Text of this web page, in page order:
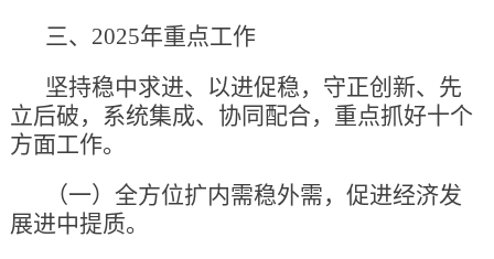
三、2025年重点工作
坚持稳中求进、以进促稳，守正创新、先
立后破，系统集成、协同配合，重点抓好十个
方面工作。
（一）全方位扩内需稳外需，促进经济发
展进中提质。